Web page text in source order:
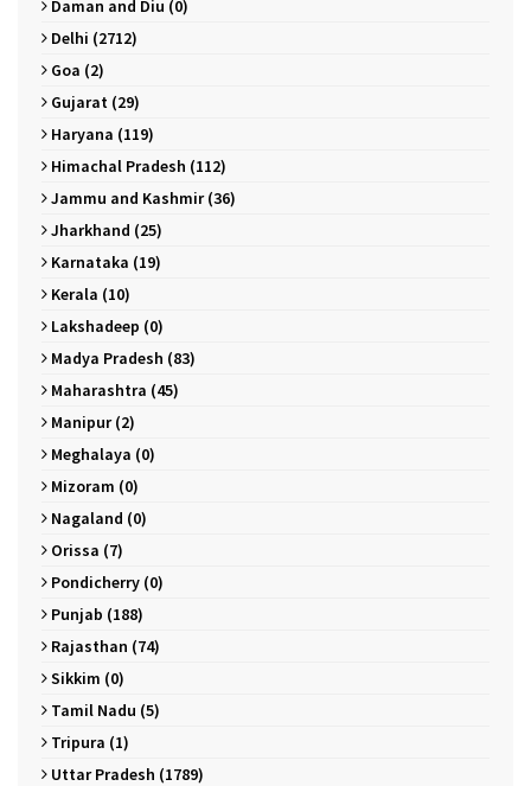
Daman and Diu (0)
Delhi (2712)
Goa (2)
Gujarat (29)
Haryana (119)
Himachal Pradesh (112)
Jammu and Kashmir (36)
Jharkhand (25)
Karnataka (19)
Kerala (10)
Lakshadeep (0)
Madya Pradesh (83)
Maharashtra (45)
Manipur (2)
Meghalaya (0)
Mizoram (0)
Nagaland (0)
Orissa (7)
Pondicherry (0)
Punjab (188)
Rajasthan (74)
Sikkim (0)
Tamil Nadu (5)
Tripura (1)
Uttar Pradesh (1789)